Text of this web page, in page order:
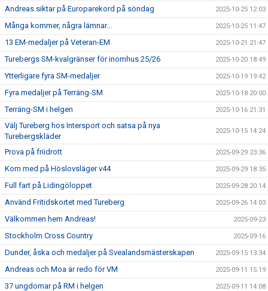
Andreas siktar på Europarekord på söndag 2025-10-25 12:03
Många kommer, några lämnar... 2025-10-25 11:47
13 EM-medaljer på Veteran-EM 2025-10-21 21:47
Turebergs SM-kvalgränser för inomhus 25/26 2025-10-20 18:49
Ytterligare fyra SM-medaljer 2025-10-19 19:42
Fyra medaljer på Terräng-SM 2025-10-18 20:00
Terräng-SM i helgen 2025-10-16 21:31
Välj Tureberg hos Intersport och satsa på nya
Turebergskläder
2025-10-15 14:24
Prova på friidrott 2025-09-29 23:36
Kom med på Höslovsläger v44 2025-09-29 18:35
Full fart på Lidingöloppet 2025-09-28 20:14
Använd Fritidskortet med Tureberg 2025-09-26 14:03
Välkommen hem Andreas! 2025-09-23
Stockholm Cross Country 2025-09-16
Dunder, åska och medaljer på Svealandsmästerskapen 2025-09-15 13:34
Andreas och Moa är redo för VM 2025-09-11 15:19
37 ungdomar på RM i helgen 2025-09-11 14:08